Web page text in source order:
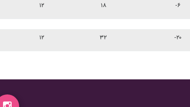
۱۲ ۱۸ -۶
۱۲ ۳۲ -۲۰